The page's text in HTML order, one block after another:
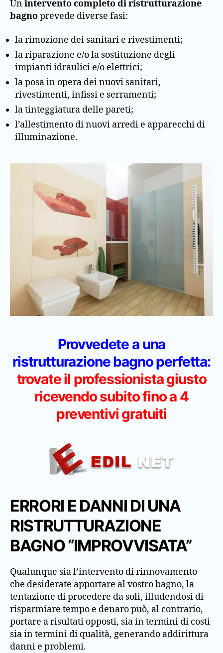
Unintervento completo di ristrutturazione
bagnoprevede diverse fasi:
la rimozione dei sanitari e rivestimenti;
la riparazione e/o la sostituzione degli
impianti idraulici e/o elettrici;
la posa in opera dei nuovi sanitari,
rivestimenti, infissi e serramenti;
la tinteggiatura delle pareti;
l’allestimento di nuovi arredi e apparecchi di
illuminazione.
Provvedete a una
ristrutturazione bagno perfetta:
trovate il professionista giusto
ricevendo subito fino a 4
preventivi gratuiti
ERRORI E DANNI DI UNA
RISTRUTTURAZIONE
BAGNO “IMPROVVISATA”
Qualunque sia l’intervento di rinnovamento
che desiderate apportare al vostro bagno, la
tentazione di procedere da soli, illudendosi di
risparmiare tempo e denaro può, al contrario,
portare a risultati opposti, sia in termini di costi
sia in termini di qualità, generando addirittura
danni e problemi.